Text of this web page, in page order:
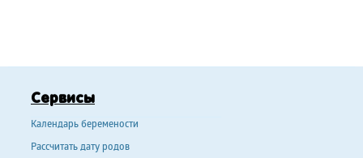
Сервисы
Календарь беремености
Рассчитать дату родов